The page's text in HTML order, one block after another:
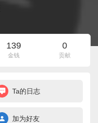
139
金钱
0
贡献
Ta的日志
加为好友